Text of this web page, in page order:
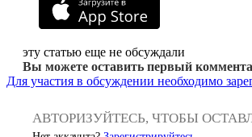
эту статью еще не обсуждали
Вы можете оставить первый
Для участия в обсуждении необходимо
АВТОРИЗУЙТЕСЬ, ЧТОБЫ